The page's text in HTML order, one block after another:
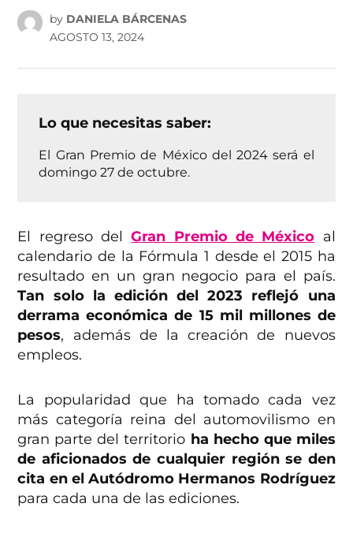
by DANIELA BÁRCENAS
AGOSTO 13, 2024
Lo que necesitas saber:
El Gran Premio de México del 2024 será el
domingo 27 de octubre.
El regreso delGran Premio de México al
calendario de la Fórmula 1 desde el 2015 ha
resultado en un gran negocio para el país.
Tan solo la edición del 2023 reflejó una
derrama económica de 15 mil millones de
pesos, además de la creación de nuevos
empleos.
La popularidad que ha tomado cada vez
más categoría reina del automovilismo en
gran parte del territorio ha hecho que miles
de aficionados de cualquier región se den
cita en el Autódromo Hermanos Rodríguez
para cada una de las ediciones.